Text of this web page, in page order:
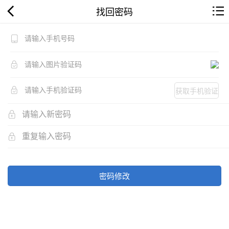
找回密码
获取手机验证
密码修改